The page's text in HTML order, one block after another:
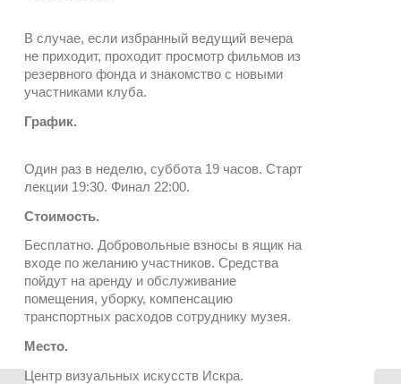
В случае, если избранный ведущий вечера
не приходит, проходит просмотр фильмов из
резервного фонда и знакомство с новыми
участниками клуба.
График.
Один раз в неделю, суббота 19 часов. Старт
лекции 19:30. Финал 22:00.
Стоимость.
Бесплатно. Добровольные взносы в ящик на
входе по желанию участников. Средства
пойдут на аренду и обслуживание
помещения, уборку, компенсацию
транспортных расходов сотруднику музея.
Место.
Центр визуальных искусств Искра.